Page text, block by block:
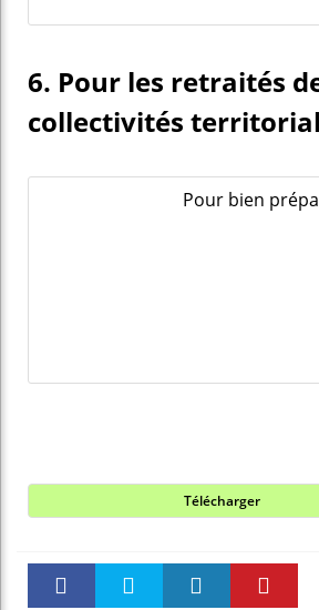
6. Pour les retraités
collectivités
Pour bien
Télécharger